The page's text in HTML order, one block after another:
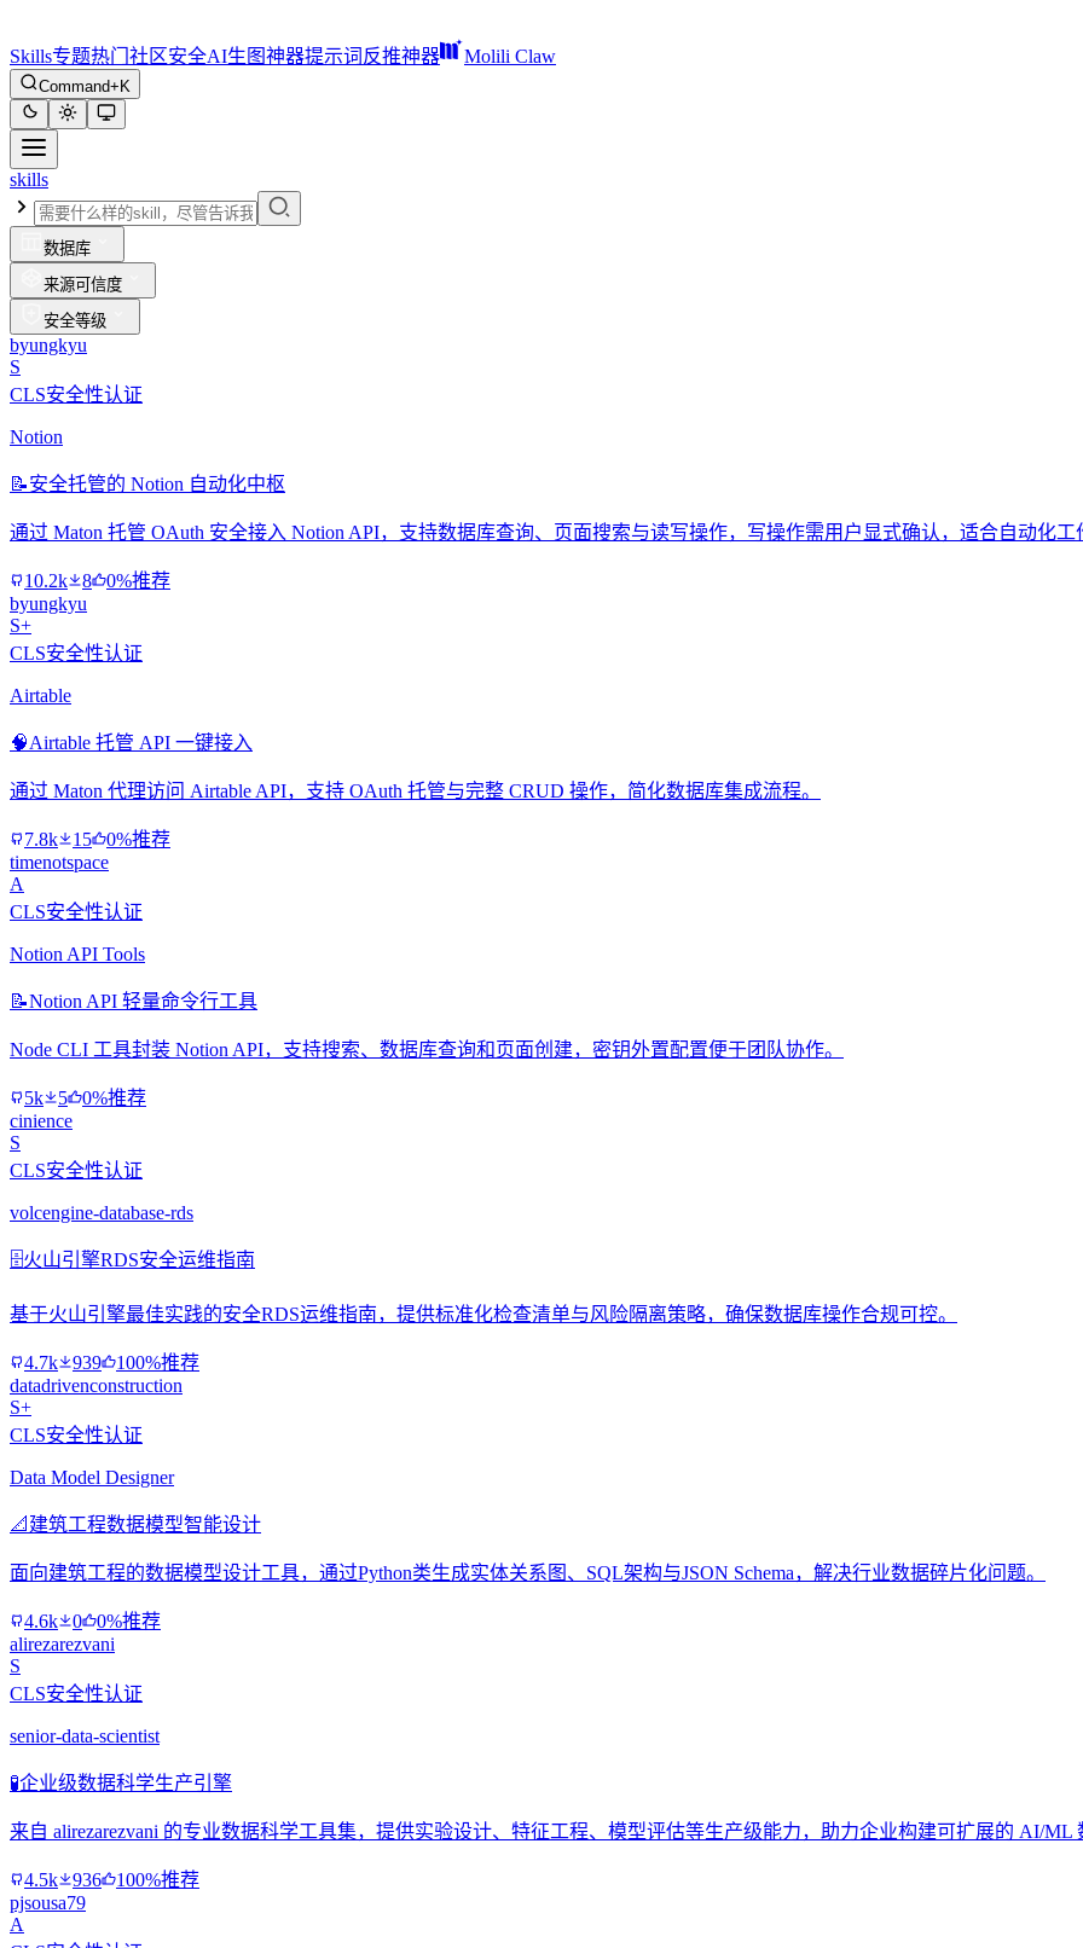
Skills专题热门 社区安全AI生图神器提示词反推神器 Molili Claw
Command+K
skills
数据库
来源可信度
安全等级
byungkyu
S
CLS安全性认证
Notion
📝安全托管的 Notion 自动化中枢
通过 Maton 托管 OAuth 安全接入 Notion API，支持数据库查询、页面搜索与读写操作，写操作需用户显式确认，适合自动化工
10.2k 8
0%推荐
byungkyu
S+
CLS安全性认证
Airtable
🧠Airtable 托管 API 一键接入
通过 Maton 代理访问 Airtable API，支持 OAuth 托管与完整 CRUD 操作，简化数据库集成流程。
7.8k 15
0%推荐
timenotspace
A
CLS安全性认证
Notion API Tools
📝Notion API 轻量命令行工具
Node CLI 工具封装 Notion API，支持搜索、数据库查询和页面创建，密钥外置配置便于团队协作。
5k 5
0%推荐
cinience
S
CLS安全性认证
volcengine-database-rds
🗄️火山引擎RDS安全运维指南
基于火山引擎最佳实践的安全RDS运维指南，提供标准化检查清单与风险隔离策略，确保数据库操作合规可控。
4.7k 939
100%推荐
datadrivenconstruction
S+
CLS安全性认证
Data Model Designer
📐 建筑工程数据模型智能设计
面向建筑工程的数据模型设计工具，通过Python类生成实体关系图、SQL架构与JSON Schema，解决行业数据碎片化问题。
4.6k 0
0%推荐
alirezarezvani
S
CLS安全性认证
senior-data-scientist
🧪企业级数据科学生产引擎
来自 alirezarezvani 的专业数据科学工具集，提供实验设计、特征工程、模型评估等生产级能力，助力企业构建可扩展的 AI/ML
4.5k 936
100%推荐
pjsousa79
A